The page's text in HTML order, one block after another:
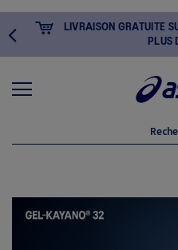
LIVRAISON GRATUITE
PLUS